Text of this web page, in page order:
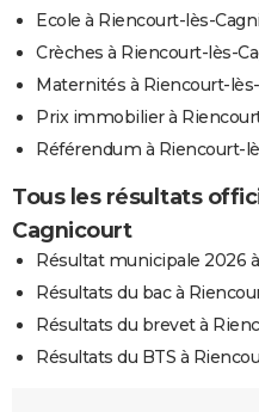
Ecole à Riencourt-lès-
Crèches à Riencourt-lès-
Maternités à Riencourt-
Prix immobilier à
Référendum à Riencourt-
Tous les résultats
Cagnicourt
Résultat municipale 2026
Résultats du bac à
Résultats du brevet à
Résultats du BTS à